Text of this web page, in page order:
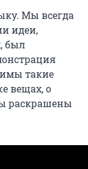
Мы всегда
идеи,
был
такие
вещах, о
раскрашены